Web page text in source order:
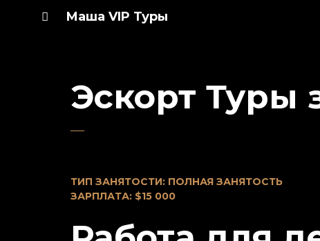
Маша VIP Туры
Эскорт Туры
ТИП ЗАНЯТОСТИ: ПОЛНАЯ ЗАНЯТОСТЬ
ЗАРПЛАТА: $15 000